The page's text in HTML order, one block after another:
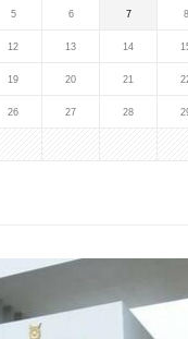
5 6 7 8
12 13 14
19 20 21
26 27 28